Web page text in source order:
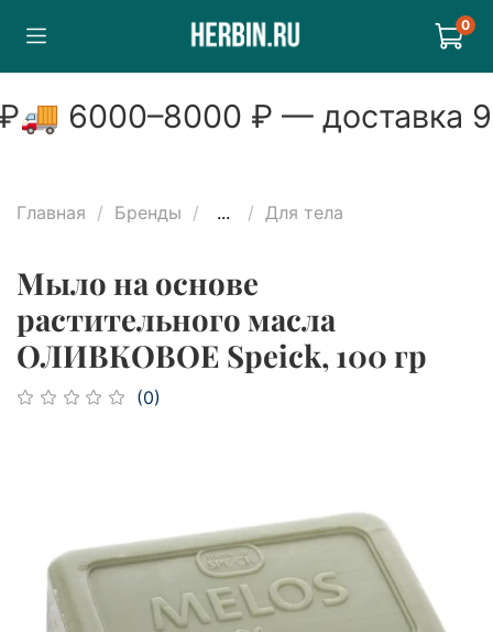
0
🚚6000–8000₽ — доставка
Главная Бренды ... Для тела
Мыло на основе
растительного масла
ОЛИВКОВОЕ Speick, 100 гр
(0)